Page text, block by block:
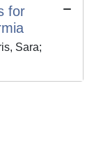
for
Sara;